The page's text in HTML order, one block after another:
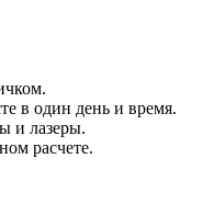
в один день и время.
и лазеры.
расчете.